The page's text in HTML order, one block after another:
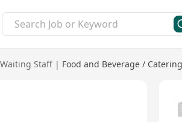
Waiting Staff | Food and Beverage / Catering